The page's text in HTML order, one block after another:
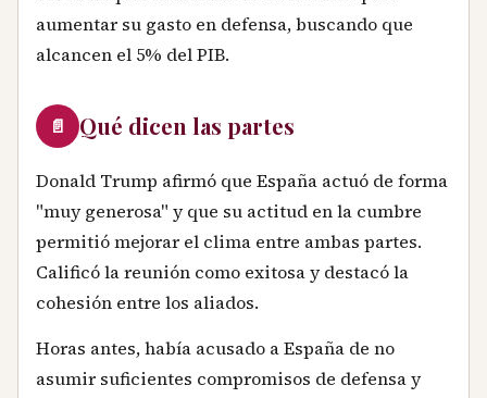
aumentar su gasto en defensa, buscando que
alcancen el 5% del PIB.
📄 Qué dicen las partes
Donald Trump afirmó que España actuó de forma
"muy generosa" y que su actitud en la cumbre
permitió mejorar el clima entre ambas partes.
Calificó la reunión como exitosa y destacó la
cohesión entre los aliados.
Horas antes, había acusado a España de no
asumir suficientes compromisos de defensa y